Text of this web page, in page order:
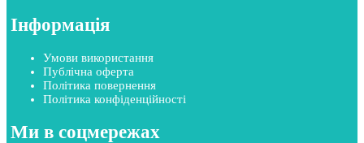
Інформація
Умови використання
Публічна оферта
Політика повернення
Політика конфіденційності
Ми в соцмережах